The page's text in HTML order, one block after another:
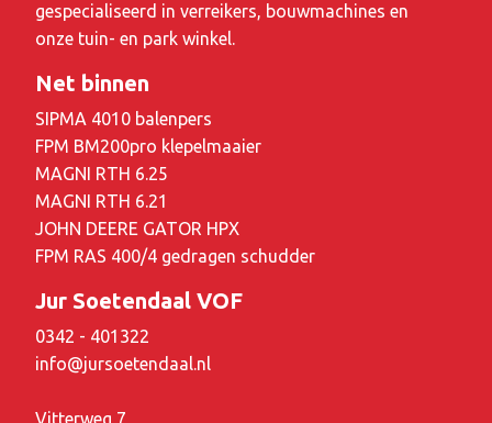
gespecialiseerd in verreikers, bouwmachines en
onze tuin- en park winkel.
Net binnen
SIPMA 4010 balenpers
FPM BM200pro klepelmaaier
MAGNI RTH 6.25
MAGNI RTH 6.21
JOHN DEERE GATOR HPX
FPM RAS 400/4 gedragen schudder
Jur Soetendaal VOF
0342 - 401322
info@jursoetendaal.nl
Vitterweg 7